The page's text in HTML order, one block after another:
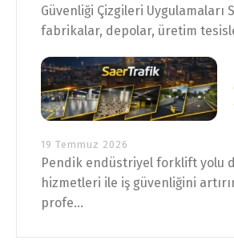
Güvenliği Çizgileri Uygulamaları
fabrikalar, depolar, üretim
19 Temmuz 2026
Pendik endüstriyel forklift yolu
hizmetleri ile iş güvenliğini
profe...